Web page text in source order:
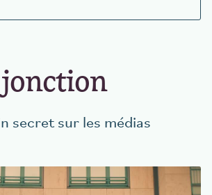
secret sur les médias